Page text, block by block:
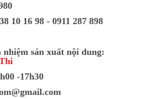
10 16 98 - 0911 287 898
sản xuất nội dung:
-17h30